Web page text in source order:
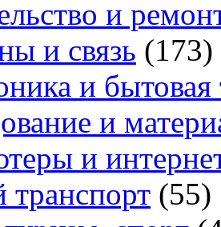
и
и связь (173)
и бытовая
и
и
(55)